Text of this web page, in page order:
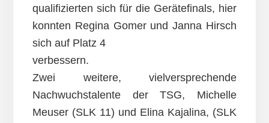
qualifizierten sich für die Gerätefinals, hier
konnten Regina Gomer und Janna Hirsch
sich auf Platz 4
verbessern.
Zwei weitere, vielversprechende
Nachwuchstalente der TSG, Michelle
Meuser (SLK 11) und Elina Kajalina, (SLK